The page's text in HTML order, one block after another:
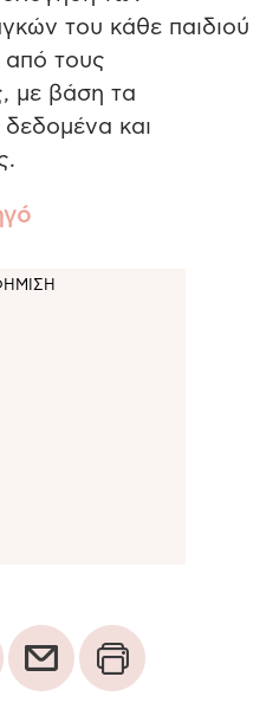
του κάθε παιδιού
από τους
με βάση τα
δεδομένα και